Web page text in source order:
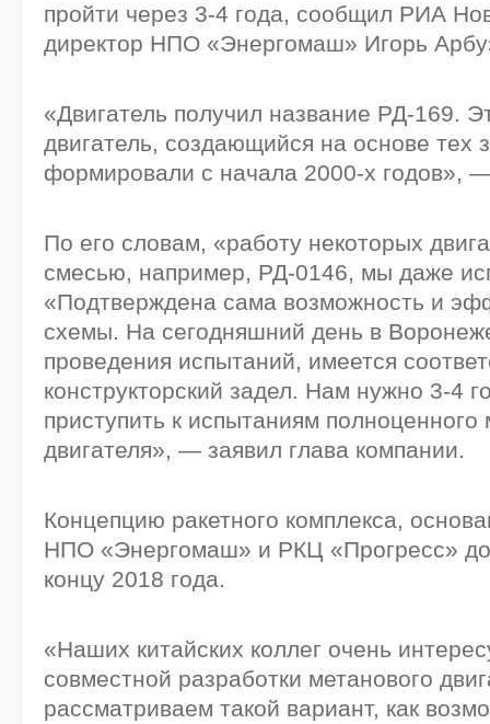
пройти через 3-4 года, сообщил РИА
директор НПО «Энергомаш» Игорь
«Двигатель получил название РД-169.
двигатель, создающийся на основе тех
формировали с начала 2000-х годов»,
По его словам, «работу некоторых
смесью, например, РД-0146, мы даже
«Подтверждена сама возможность и
схемы. На сегодняшний день в
проведения испытаний, имеется
конструкторский задел. Нам нужно 3-4
приступить к испытаниям полноценного
двигателя», — заявил глава компании.
Концепцию ракетного комплекса,
НПО «Энергомаш» и РКЦ «Прогресс»
концу 2018 года.
«Наших китайских коллег очень
совместной разработки метанового
рассматриваем такой вариант, как